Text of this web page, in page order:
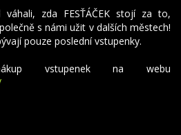
zda FESŤÁČEK stojí za to,
s námi užit v dalších městech!
pouze poslední vstupenky.
vstupenek na webu